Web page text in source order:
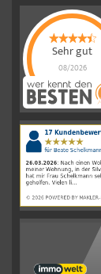
Sehr gut
08/2026
Schelkmann
Immobilien
|110
Immobilien
auf